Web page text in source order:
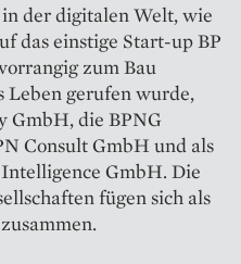
der digitalen Welt, wie
das einstige Start-up BP
zum Bau
gerufen wurde,
GmbH, die BPNG
Consult GmbH und als
GmbH. Die
fügen sich als